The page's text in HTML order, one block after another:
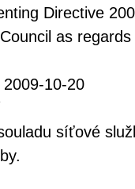
Directive
as
2009-10-20
síťové